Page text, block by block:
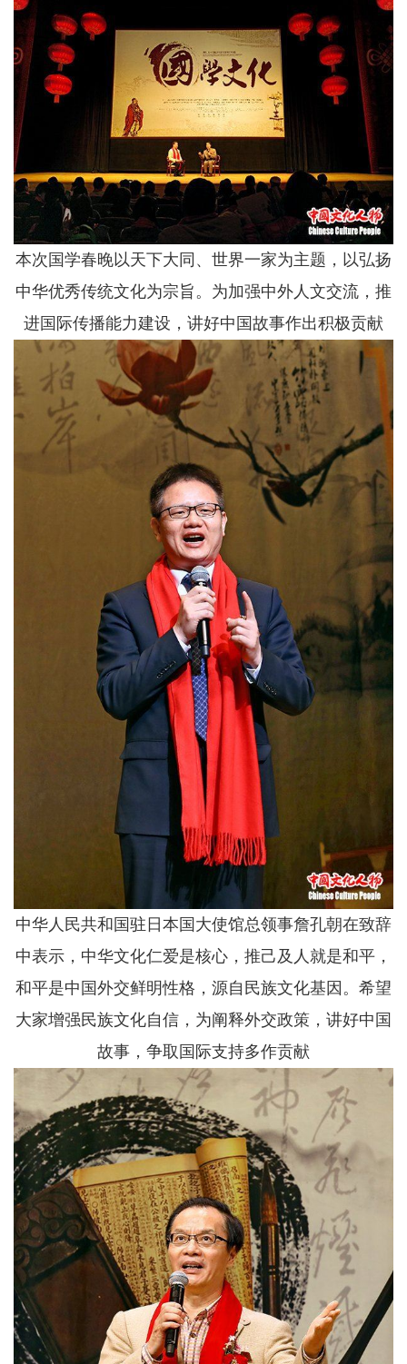
本次国学春晚以天下大同、世界一家为主题，以弘扬
中华优秀传统文化为宗旨。为加强中外人文交流，推
进国际传播能力建设，讲好中国故事作出积极贡献
中华人民共和国驻日本国大使馆总领事詹孔朝在致辞
中表示，中华文化仁爱是核心，推己及人就是和平，
和平是中国外交鲜明性格，源自民族文化基因。希望
大家增强民族文化自信，为阐释外交政策，讲好中国
故事，争取国际支持多作贡献